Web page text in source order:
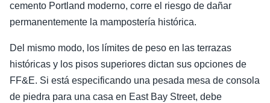
cemento Portland moderno, corre el riesgo de dañar
permanentemente la mampostería histórica.
Del mismo modo, los límites de peso en las terrazas
históricas y los pisos superiores dictan sus opciones de
FF&E. Si está especificando una pesada mesa de consola
de piedra para una casa en East Bay Street, debe